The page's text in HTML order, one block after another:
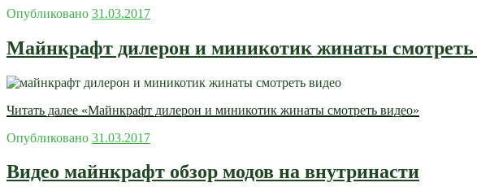
Опубликовано 31.03.2017
Майнкрафт дилерон и миникотик жинаты смотреть
Читать далее «Майнкрафт дилерон и миникотик жинаты смотреть видео»
Опубликовано 31.03.2017
Видео майнкрафт обзор модов на внутринасти